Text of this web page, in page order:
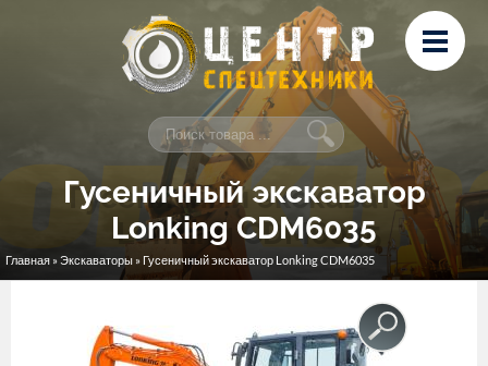
Перейти к основному содержанию
Лизинг
Сервис и ремонт
Контакты
Гусеничный экскаватор
Lonking CDM6035
Вы здесь
Главная »Экскаваторы » Гусеничный экскаватор Lonking CDM6035